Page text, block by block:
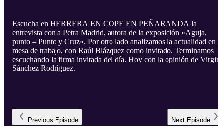
Escucha en HERRERA EN COPE EN PEÑARANDA la
entrevista con a Petra Madrid, autora de la exposición «Aguja,
punto – Punto y Cruz». Por otro lado analizamos la actualidad en
mesa de trabajo, con Raúl Blázquez como invitado. Terminamos
escuchando la firma invitada del día. Hoy con la opinión de
Sánchez Rodríguez.
Previous Episode Next Episode